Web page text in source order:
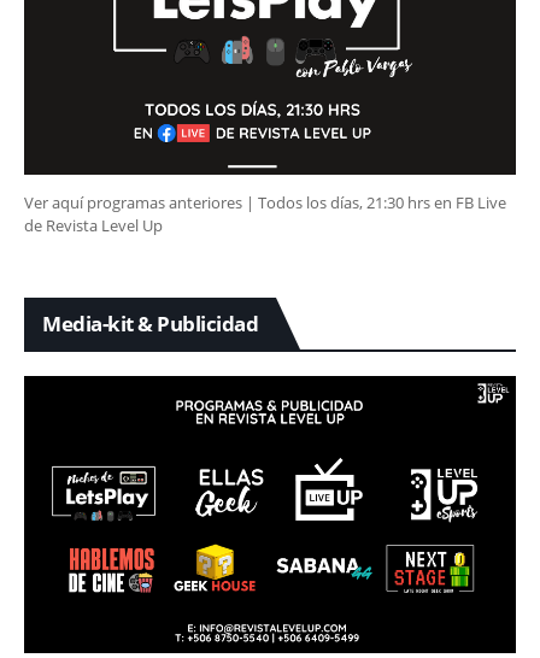
Ver aquí programas anteriores | Todos los días, 21:30 hrs en FB Live
de Revista Level Up
Media-kit & Publicidad